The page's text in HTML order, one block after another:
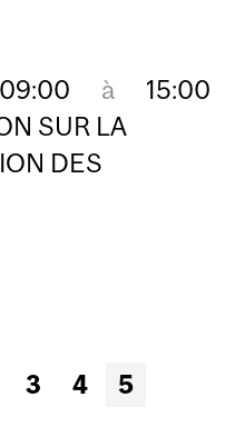
09:00 à
15:00
SUR LA
DES
DES
3 4
5